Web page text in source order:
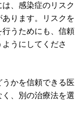
、感染症のリスク
ります。リスクを
うためにも、信頼
うにしてくださ
かを信頼できる医
、別の治療法を選